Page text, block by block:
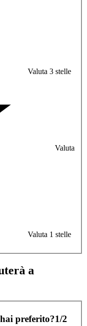
Valuta 3 stelle
Valuta
Valuta 1 stelle
a
preferito?1/2